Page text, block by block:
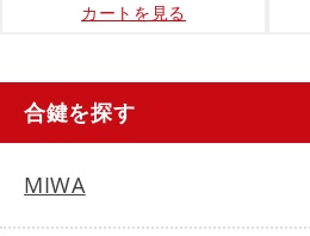
カートを見る
合鍵を探す
MIWA